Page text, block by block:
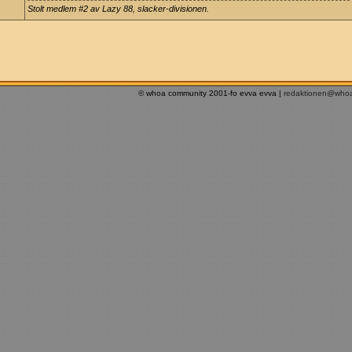
Stolt medlem #2 av Lazy 88, slacker-divisionen.
© whoa community 2001-fo evva evva |